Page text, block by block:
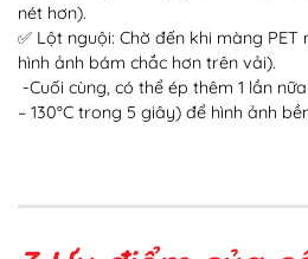
nét hơn).
✅ Lột nguội: Chờ đến khi màng
hình ảnh bám chắc hơn trên vải).
-Cuối cùng, có thể ép thêm 1 lần
– 130°C trong 5 giây) để hình ảnh